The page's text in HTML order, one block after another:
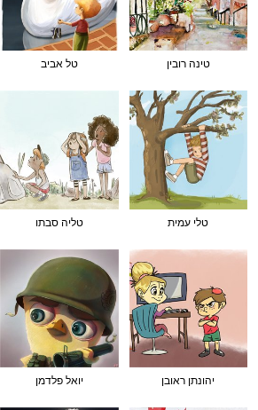
טינה רובין טל אביב
טלי עמית טליה סבתו
יהונתן ראובן יואל פלדמן